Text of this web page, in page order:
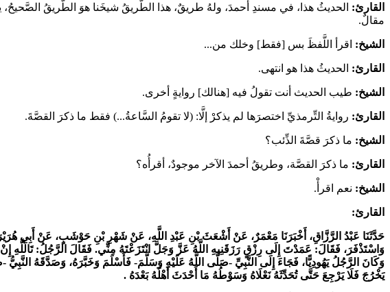
القارئ: الحديثُ هذا، في مسندِ أحمدَ، ولهُ طريقٌ، هذا الطَّريقُ شيخَنا هوَ الطَّريقُ
مقالٌ.
الشيخ: اقرأ اللَّفظَ بس [فقط] وخلك من...
القارئ: الحديثُ هذا هو انتهى.
الشيخ: طيب الحديث أنت تقولُ فيه [هنالك] روايةٍ أخرى.
القارئ: روايةُ التِّرمذيِّ اختصرَها لم يذكرْ إلَّا: (لا تقومُ السَّاعةُ...) فقط ما ذكرَ القصَّةَ.
الشيخ: ما ذكرَ قصَّةَ الذِّئب؟
القارئ: ما ذكرَ القصَّة، وطريقُ أحمدَ الآخر موجودٌ، أقرأُه؟
الشيخ: نعم اقرأْ.
القارئ:
حَدَّثَنَا عَبْدُ الرَّزَّاقِ، أَخْبَرَنَا مَعْمَرٌ، عَنْ أَشْعَثَ بْنِ عَبْدِ اللَّهِ، عَنْ شَهْرِ بْنِ حَوْشَبٍ، عَنْ أَبِي
وَاسْتَذْفَرَ، فَقَالَ: عَمَدْتَ إِلَى رِزْقٍ رَزَقَنِيهِ اللَّهُ عَزَّ وَجَلَّ انْتَزَعْتَهُ مِنِّي. فَقَالَ الرَّجُلُ: تَالَلَّهِ
وَكَانَ الرَّجُلُ يَهُودِيًّا، فَجَاءَ إِلَى النَّبِيِّ -صَلَّى اللَّهُ عَلَيْهِ وَسَلَّمَ- فَأَسْلَمَ وَخَبَّرَهُ، وَصَدَّقَهُ
يَخْرُجَ فَلَا يَرْجِعَ حَتَّى تُحَدِّثَهُ نَعْلَاهُ وَسَوْطُهُ مَا أَحْدَثَ أَهْلُهُ بَعْدَهُ .